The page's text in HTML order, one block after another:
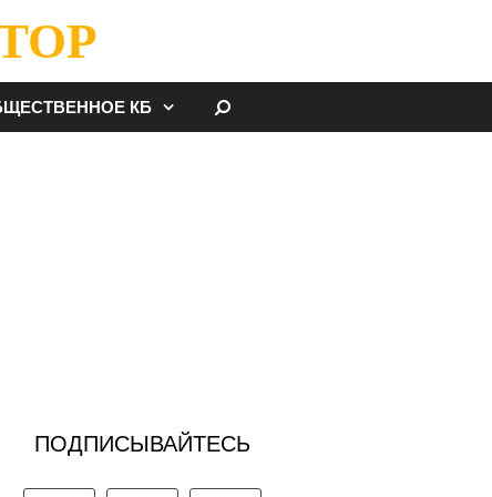
КБ
ПОДПИСЫВАЙТЕСЬ